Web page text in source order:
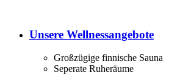
Unsere Wellnessangebote
Großzügige finnische Sauna
Seperate Ruheräume